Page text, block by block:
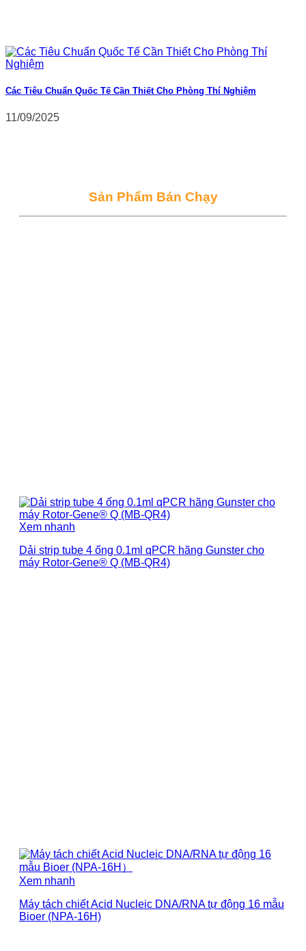
Các Tiêu Chuẩn Quốc Tế Cần Thiết Cho Phòng Thí Nghiệm
11/09/2025
Sản Phẩm Bán Chạy
Xem nhanh
Dải strip tube 4 ống 0.1ml qPCR hãng Gunster cho
máy Rotor-Gene® Q (MB-QR4)
Xem nhanh
Máy tách chiết Acid Nucleic DNA/RNA tự động 16 mẫu
Bioer (NPA-16H)